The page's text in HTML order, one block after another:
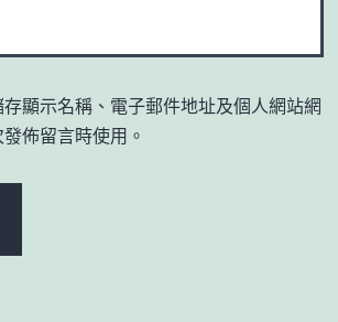
顯示名稱、電子郵件地址及個人網站網
佈留言時使用。